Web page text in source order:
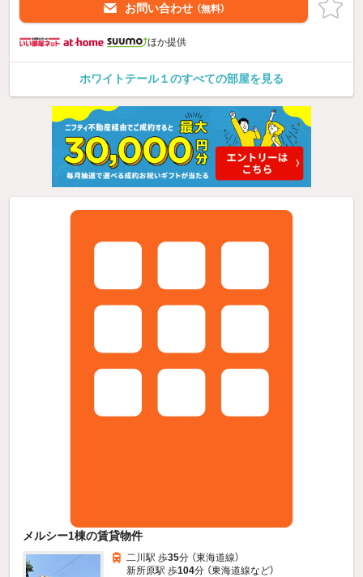
お問い合わせ （無料）
ほか提供
ホワイトテール１のすべての部屋を見る
メルシー1棟の賃貸物件
二川駅 歩35分 （東海道線）
新所原駅 歩104分 （東海道線など）